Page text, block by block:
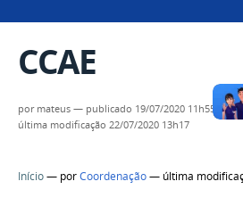
CCAE
por mateus — publicado 19/07/2020 11h55,
última modificação 22/07/2020 13h17
Início— porCoordenação— última